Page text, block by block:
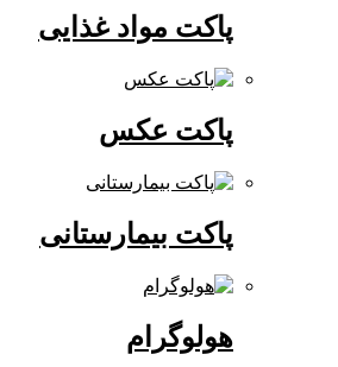
پاکت مواد غذایی
پاکت عکس
پاکت بیمارستانی
هولوگرام